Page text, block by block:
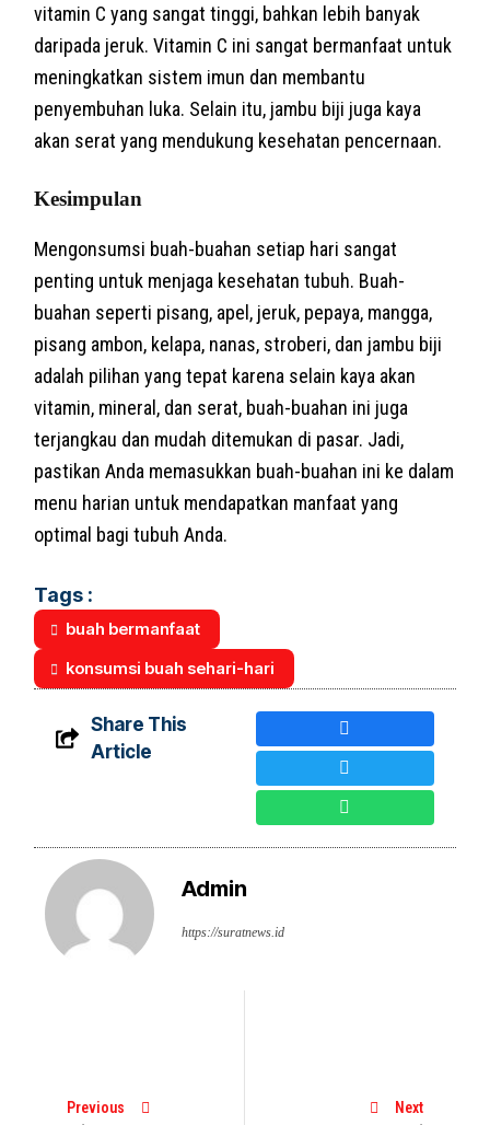
vitamin C yang sangat tinggi, bahkan lebih banyak
daripada jeruk. Vitamin C ini sangat bermanfaat untuk
meningkatkan sistem imun dan membantu
penyembuhan luka. Selain itu, jambu biji juga kaya
akan serat yang mendukung kesehatan pencernaan.
Kesimpulan
Mengonsumsi buah-buahan setiap hari sangat
penting untuk menjaga kesehatan tubuh. Buah-
buahan seperti pisang, apel, jeruk, pepaya, mangga,
pisang ambon, kelapa, nanas, stroberi, dan jambu biji
adalah pilihan yang tepat karena selain kaya akan
vitamin, mineral, dan serat, buah-buahan ini juga
terjangkau dan mudah ditemukan di pasar. Jadi,
pastikan Anda memasukkan buah-buahan ini ke dalam
menu harian untuk mendapatkan manfaat yang
optimal bagi tubuh Anda.
Tags :
buah bermanfaat
konsumsi buah sehari-hari
Share This
Article
Admin
https://suratnews.id
Previous Next